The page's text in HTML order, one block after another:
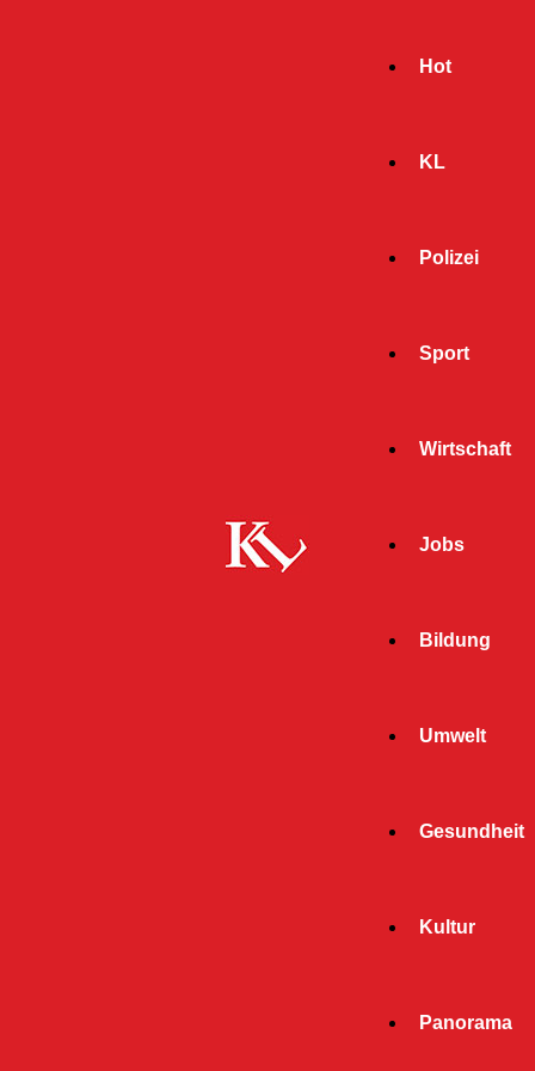
Hot
KL
Polizei
Sport
Wirtschaft
Jobs
Bildung
Umwelt
Gesundheit
Kultur
Panorama